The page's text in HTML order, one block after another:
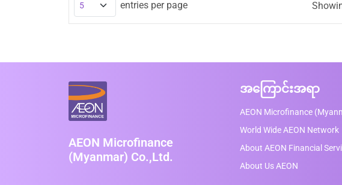
entries per page
AEON Microfinance
(Myanmar) Co.,Ltd.
အကြောင်းအရာ
AEON Microfinance
World Wide AEON Network
About AEON Financial
About Us AEON